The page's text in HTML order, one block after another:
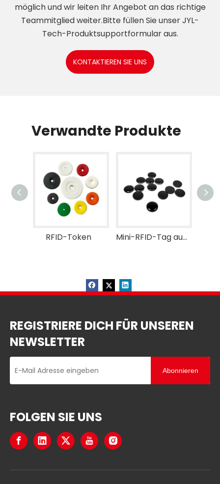
möglich und wir leiten Ihr Angebot an das richtige
Teammitglied weiter.Bitte füllen Sie unser JYL-
Tech-Produktsupportformular aus.
KONTAKTIEREN SIE UNS
Verwandte Produkte
RFID-Token Mini-RFID-Tag aus Epoxidharz
REGISTRIERE DICH FÜR UNSEREN
NEWSLETTER
Abonnieren
FOLGEN SIE UNS